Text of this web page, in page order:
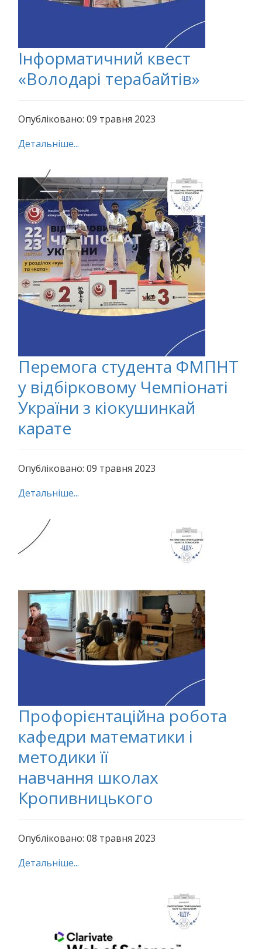
Інформатичний квест
«Володарі терабайтів»
Опубліковано: 09 травня 2023
Детальніше...
Перемога студента ФМПНТ
у відбірковому Чемпіонаті
України з кіокушинкай
карате
Опубліковано: 09 травня 2023
Детальніше...
Профорієнтаційна робота
кафедри математики і
методики її
навчання школах
Кропивницького
Опубліковано: 08 травня 2023
Детальніше...